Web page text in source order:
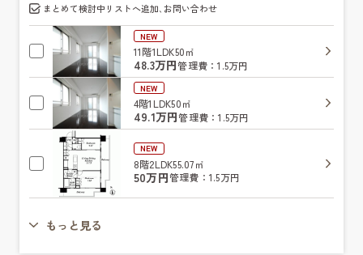
まとめて検討中リストへ追加､お問い合わせ
NEW
11階1LDK50㎡
48.3万円管理費：1.5万円
NEW
4階1LDK50㎡
49.1万円管理費：1.5万円
NEW
8階2LDK55.07㎡
50万円管理費：1.5万円
もっと見る